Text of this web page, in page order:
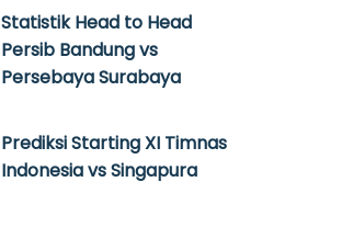
Statistik Head to Head
Persib Bandung vs
Persebaya Surabaya
Prediksi Starting XI Timnas
Indonesia vs Singapura